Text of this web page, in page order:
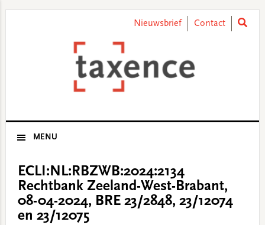
Nieuwsbrief Contact
MENU
ECLI:NL:RBZWB:2024:2134
Rechtbank Zeeland-West-Brabant,
08-04-2024, BRE 23/2848, 23/12074
en 23/12075